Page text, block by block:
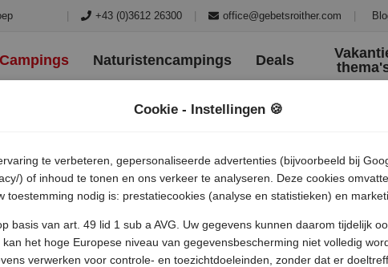
| +43 (0)3612 26300 | office@gebetsroither.com |
Campings Naturistencampings Deals
Cookie - Instellingen 🍪
te verbeteren, gepersonaliseerde advertenties (bijvoorbeeld bij
) of inhoud te tonen en ons verkeer te analyseren. Deze cookies
toestemming nodig is: prestatiecookies (analyse en statistieken) en
basis van art. 49 lid 1 sub a AVG. Uw gegevens kunnen daarom tijdelijk
het hoge Europese niveau van gegevensbescherming niet volledig
verwerken voor controle- en toezichtdoeleinden, zonder dat er